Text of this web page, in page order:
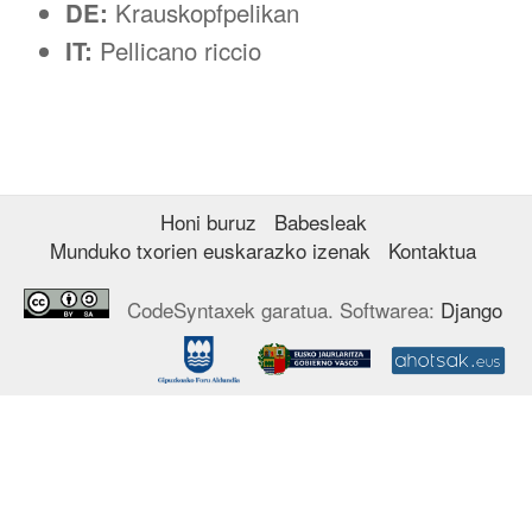
DE: Krauskopfpelikan
IT: Pellicano riccio
Honi buruz
Babesleak
Munduko txorien euskarazko izenak
Kontaktua
CodeSyntaxek garatua. Softwarea: Django